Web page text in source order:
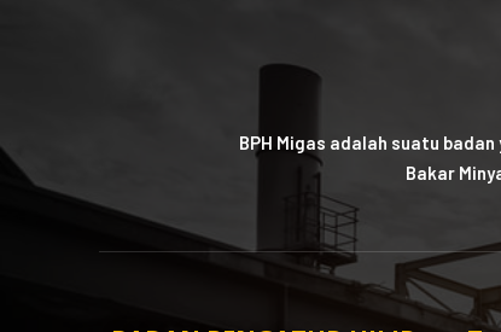
BPH Migas adalah suatu
Bakar